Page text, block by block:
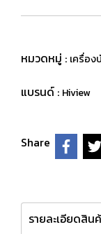
หมวดหมู่ : เครื่อง
แบรนด์ : Hiview
Share
รายละเอียดสิน